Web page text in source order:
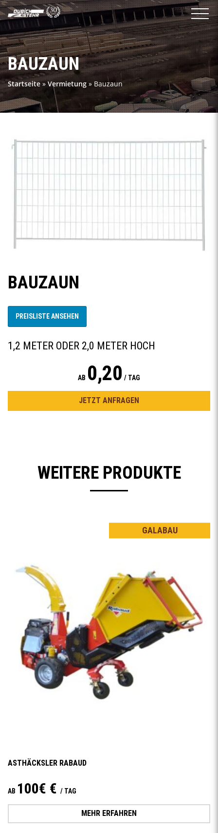
BAUZAUN
Startseite» Vermietung » Bauzaun
BAUZAUN
PREISLISTE ANSEHEN
1,2 METER ODER 2,0 METER HOCH
AB 0,20 / TAG
JETZT ANFRAGEN
WEITERE PRODUKTE
GALABAU
ASTHÄCKSLER RABAUD
AB 100€ € / TAG
MEHR ERFAHREN